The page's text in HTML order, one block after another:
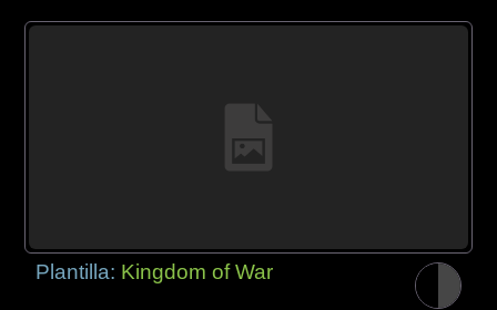
Plantilla: Kingdom of War